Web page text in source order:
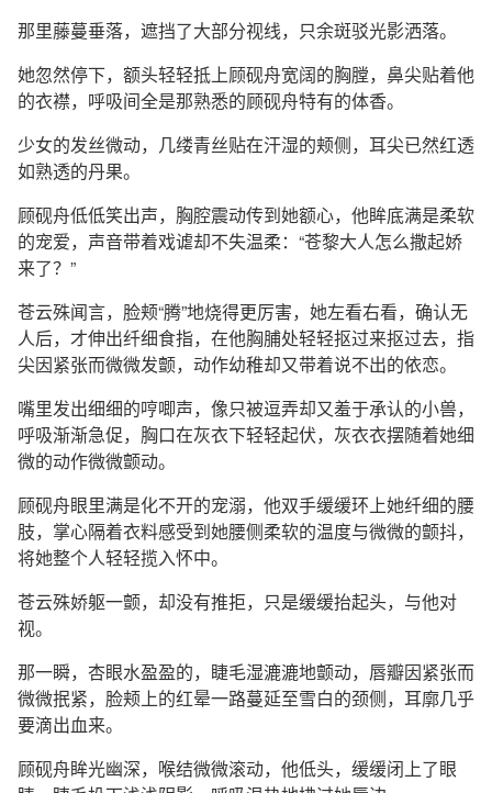
那里藤蔓垂落，遮挡了大部分视线，只余斑驳光影洒落。
她忽然停下，额头轻轻抵上顾砚舟宽阔的胸膛，鼻尖贴着他
的衣襟，呼吸间全是那熟悉的顾砚舟特有的体香。
少女的发丝微动，几缕青丝贴在汗湿的颊侧，耳尖已然红透
如熟透的丹果。
顾砚舟低低笑出声，胸腔震动传到她额心，他眸底满是柔软
的宠爱，声音带着戏谑却不失温柔：“苍黎大人怎么撒起娇
来了？”
苍云殊闻言，脸颊“腾”地烧得更厉害，她左看右看，确认无
人后，才伸出纤细食指，在他胸脯处轻轻抠过来抠过去，指
尖因紧张而微微发颤，动作幼稚却又带着说不出的依恋。
嘴里发出细细的哼唧声，像只被逗弄却又羞于承认的小兽，
呼吸渐渐急促，胸口在灰衣下轻轻起伏，灰衣衣摆随着她细
微的动作微微颤动。
顾砚舟眼里满是化不开的宠溺，他双手缓缓环上她纤细的腰
肢，掌心隔着衣料感受到她腰侧柔软的温度与微微的颤抖，
将她整个人轻轻揽入怀中。
苍云殊娇躯一颤，却没有推拒，只是缓缓抬起头，与他对
视。
那一瞬，杏眼水盈盈的，睫毛湿漉漉地颤动，唇瓣因紧张而
微微抿紧，脸颊上的红晕一路蔓延至雪白的颈侧，耳廓几乎
要滴出血来。
顾砚舟眸光幽深，喉结微微滚动，他低头，缓缓闭上了眼